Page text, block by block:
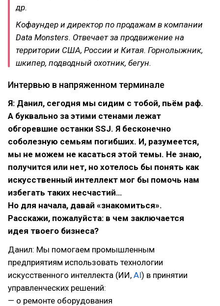
др.
Кофаундер и директор по продажам в компании
Data Monsters. Отвечает за продвижение на
территории США, России и Китая. Горнолыжник,
шкипер, подводный охотник, бегун.
Интервью в напряженном терминале
Я: Данил, сегодня мы сидим с тобой, пьём раф.
А буквально за этими стенами лежат
обгоревшие останки SSJ. Я бесконечно
соболезную семьям погибших. И, разумеется,
мы не можем не касаться этой темы. Не знаю,
получится или нет, но хотелось бы понять как
искусственный интеллект мог бы помочь нам
избегать таких несчастий…
Но для начала, давай «знакомиться».
Расскажи, пожалуйста: в чем заключается
идея твоего бизнеса?
Данил: Мы помогаем промышленным
предприятиям использовать технологии
искусственного интеллекта (ИИ, AI) в принятии
управленческих решений:
— о ремонте оборудования